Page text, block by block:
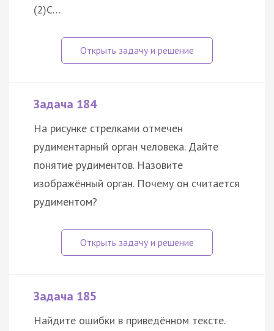
(2)С…
Задача 184
На рисунке стрелками отмечен
рудиментарный орган человека. Дайте
понятие рудиментов. Назовите
изображённый орган. Почему он считается
рудиментом?
Задача 185
Найдите ошибки в приведённом тексте.